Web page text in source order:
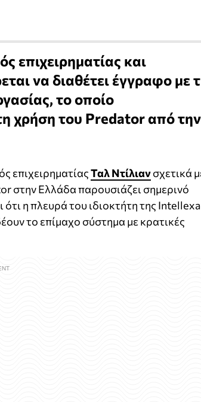
επιχειρηματίας και
να διαθέτει έγγραφο με
το οποίο
χρήση του Predator από την
επιχειρηματίαςΤαλ Ντίλιανσχετικά
στην Ελλάδα παρουσιάζει σημερινό
η πλευρά του ιδιοκτήτη της Intellexa
το επίμαχο σύστημα με κρατικές